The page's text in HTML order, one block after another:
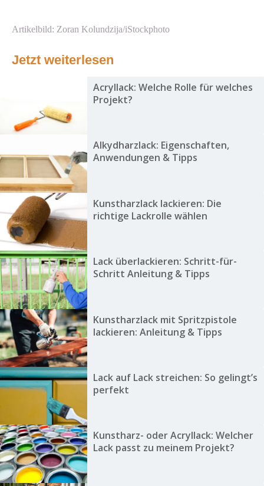
Artikelbild: Zoran Kolundzija/iStockphoto
Jetzt weiterlesen
Acryllack: Welche Rolle für welches
Projekt?
Alkydharzlack: Eigenschaften,
Anwendungen & Tipps
Kunstharzlack lackieren: Die
richtige Lackrolle wählen
Lack überlackieren: Schritt-für-
Schritt Anleitung & Tipps
Kunstharzlack mit Spritzpistole
lackieren: Anleitung & Tipps
Lack auf Lack streichen: So gelingt’s
perfekt
Kunstharz- oder Acryllack: Welcher
Lack passt zu meinem Projekt?